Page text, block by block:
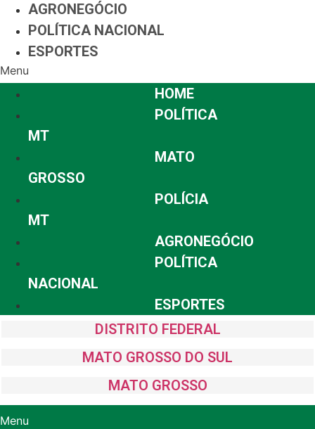
AGRONEGÓCIO
POLÍTICA NACIONAL
ESPORTES
Menu
HOME
POLÍTICA
MT
MATO
GROSSO
POLÍCIA
MT
AGRONEGÓCIO
POLÍTICA
NACIONAL
ESPORTES
DISTRITO FEDERAL
MATO GROSSO DO SUL
MATO GROSSO
Menu